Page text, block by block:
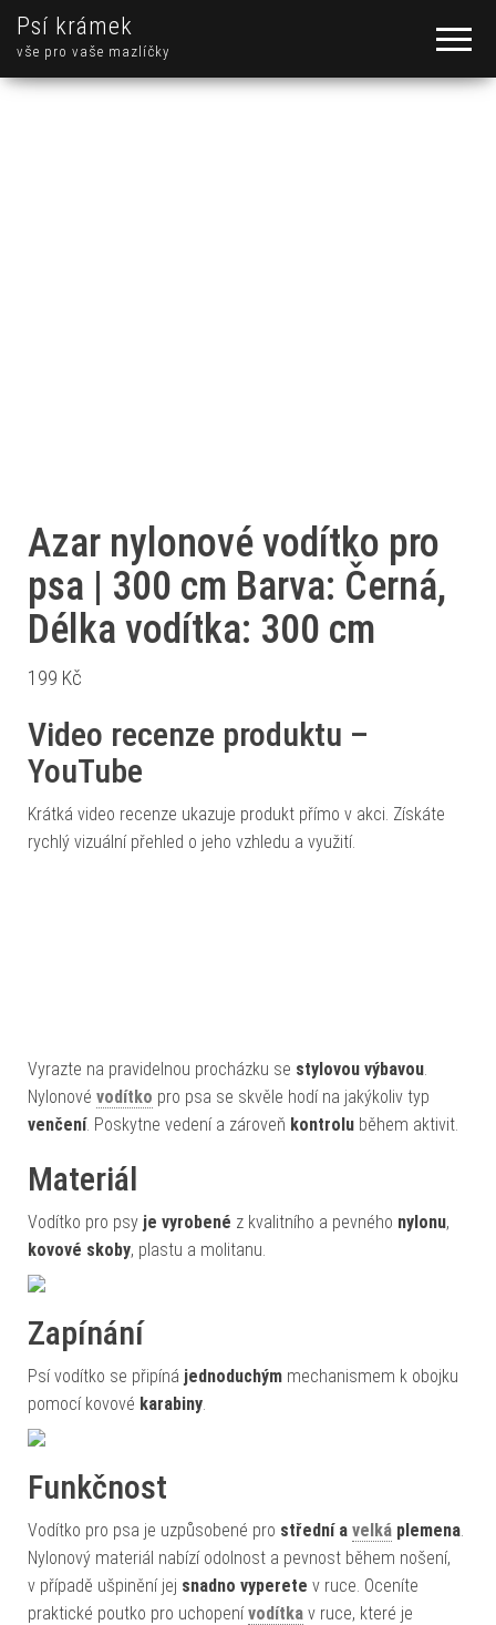
Psí krámek
vše pro vaše mazlíčky
Azar nylonové vodítko pro
psa | 300 cm Barva: Černá,
Délka vodítka: 300 cm
199 Kč
Video recenze produktu –
YouTube
Krátká video recenze ukazuje produkt přímo v akci. Získáte
rychlý vizuální přehled o jeho vzhledu a využití.
Vyrazte na pravidelnou procházku se stylovou výbavou.
Nylonové vodítko pro psa se skvěle hodí na jakýkoliv typ
venčení. Poskytne vedení a zároveň kontrolu během aktivit.
Materiál
Vodítko pro psy je vyrobené z kvalitního a pevného nylonu,
kovové skoby, plastu a molitanu.
Zapínání
Psí vodítko se připíná jednoduchým mechanismem k obojku
pomocí kovové karabiny.
Funkčnost
Vodítko pro psa je uzpůsobené pro střední a velká plemena.
Nylonový materiál nabízí odolnost a pevnost během nošení,
v případě ušpinění jej snadno vyperete v ruce. Oceníte
praktické poutko pro uchopenívodítka v ruce, které je